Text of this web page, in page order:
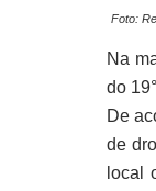
Foto:
Na
do
De
de
local